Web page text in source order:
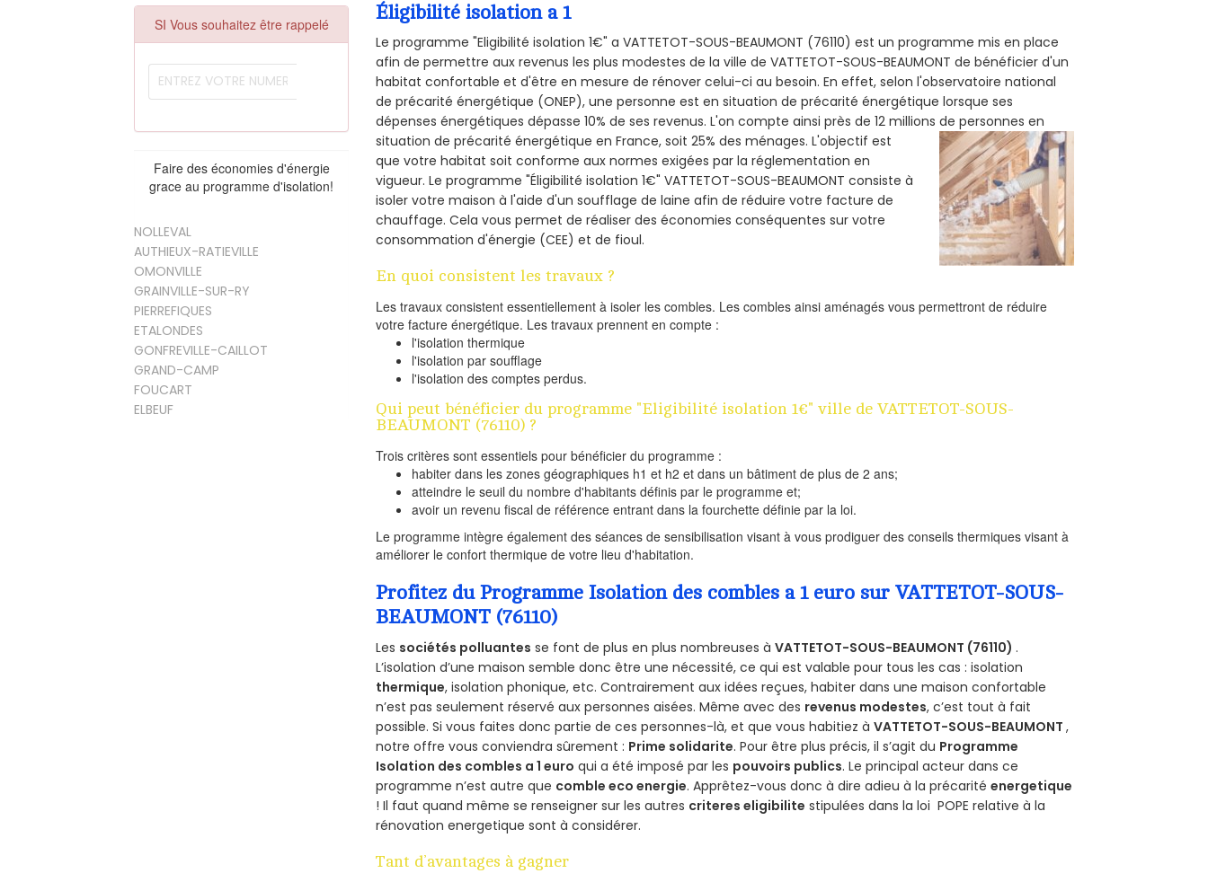
SI Vous souhaitez être rappelé
Faire des économies d'énergie
grace au programme d'isolation!
NOLLEVAL
AUTHIEUX-RATIEVILLE
OMONVILLE
GRAINVILLE-SUR-RY
PIERREFIQUES
ETALONDES
GONFREVILLE-CAILLOT
GRAND-CAMP
FOUCART
ELBEUF
Éligibilité isolation a 1
Le programme "Eligibilité isolation 1€" a VATTETOT-SOUS-BEAUMONT (76110) est un programme mis en place
afin de permettre aux revenus les plus modestes de la ville de VATTETOT-SOUS-BEAUMONT de bénéficier d'un
habitat confortable et d'être en mesure de rénover celui-ci au besoin. En effet, selon l'observatoire national
de précarité énergétique (ONEP), une personne est en situation de précarité énergétique lorsque ses
dépenses énergétiques dépasse 10% de ses revenus. L'on compte ainsi près de 12 millions de personnes en
situation de précarité énergétique en France, soit 25% des ménages.L'objectif est
que votre habitat soit conforme aux normes exigées par la réglementation en
vigueur. Le programme "Éligibilité isolation 1€" VATTETOT-SOUS-BEAUMONT consiste à
isoler votre maison à l'aide d'un soufflage de laine afin de réduire votre facture de
chauffage. Cela vous permet de réaliser des économies conséquentes sur votre
consommation d'énergie (CEE) et de fioul.
En quoi consistent les travaux ?
Les travaux consistent essentiellement à isoler les combles. Les combles ainsi aménagés vous permettront de réduire
votre facture énergétique. Les travaux prennent en compte :
l'isolation thermique
l'isolation par soufflage
l'isolation des comptes perdus.
Qui peut bénéficier du programme "Eligibilité isolation 1€" ville de VATTETOT-SOUS-
BEAUMONT (76110) ?
Trois critères sont essentiels pour bénéficier du programme :
habiter dans les zones géographiques h1 et h2 et dans un bâtiment de plus de 2 ans;
atteindre le seuil du nombre d'habitants définis par le programme et;
avoir un revenu fiscal de référence entrant dans la fourchette définie par la loi.
Le programme intègre également des séances de sensibilisation visant à vous prodiguer des conseils thermiques visant à
améliorer le confort thermique de votre lieu d'habitation.
Profitez du Programme Isolation des combles a 1 euro sur VATTETOT-SOUS-
BEAUMONT (76110)
Les sociétés polluantes se font de plus en plus nombreuses àVATTETOT-SOUS-BEAUMONT (76110) .
L’isolation d’une maison semble donc être une nécessité, ce qui est valable pour tous les cas : isolation
thermique, isolation phonique, etc. Contrairement aux idées reçues, habiter dans une maison confortable
n’est pas seulement réservé aux personnes aisées. Même avec des revenus modestes, c’est tout à fait
possible. Si vous faites donc partie de ces personnes-là, et que vous habitiez àVATTETOT-SOUS-BEAUMONT,
notre offre vous conviendra sûrement : Prime solidarite. Pour être plus précis, il s’agit du Programme
Isolation des combles a 1 euro qui a été imposé par les pouvoirs publics. Le principal acteur dans ce
programme n’est autre que comble eco energie. Apprêtez-vous donc à dire adieu à la précaritéenergetique
! Il faut quand même se renseigner sur les autres criteres eligibilite stipulées dans la loi POPE relative à la
rénovation energetique sont à considérer.
Tant d’avantages à gagner